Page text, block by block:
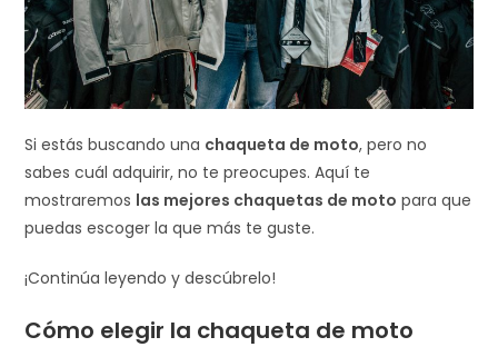
Si estás buscando una chaqueta de moto, pero no
sabes cuál adquirir, no te preocupes. Aquí te
mostraremos las mejores chaquetas de moto para que
puedas escoger la que más te guste.
¡Continúa leyendo y descúbrelo!
Cómo elegir la chaqueta de moto